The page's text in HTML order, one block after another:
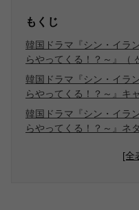
もくじ
韓国ドラマ『シン・イラ
らやってくる！？～』（
韓国ドラマ『シン・イラ
らやってくる！？～』キ
韓国ドラマ『シン・イラ
らやってくる！？～』ネ
[全